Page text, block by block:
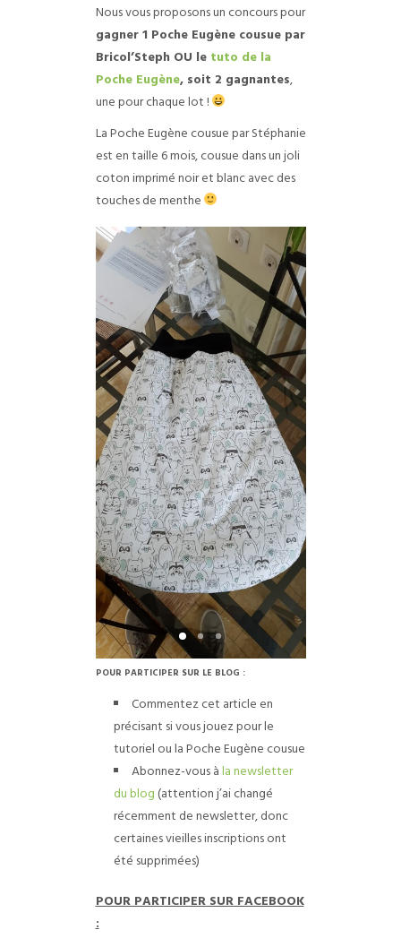
Nous vous proposons un concours pour
gagner 1 Poche Eugène cousue par
Bricol’Steph OU le tuto de la
Poche Eugène, soit 2 gagnantes,
une pour chaque lot !
La Poche Eugène cousue par Stéphanie
est en taille 6 mois, cousue dans un joli
coton imprimé noir et blanc avec des
touches de menthe
POUR PARTICIPER SUR LE BLOG :
Commentez cet article en
précisant si vous jouez pour le
tutoriel ou la Poche Eugène cousue
Abonnez-vous àla newsletter
du blog (attention j’ai changé
récemment de newsletter, donc
certaines vieilles inscriptions ont
été supprimées)
POUR PARTICIPER SUR FACEBOOK
: